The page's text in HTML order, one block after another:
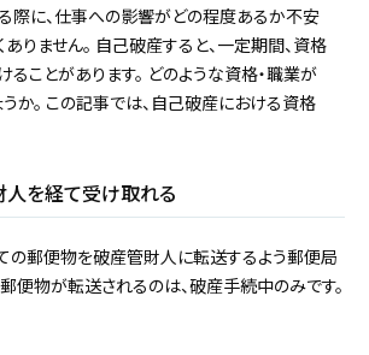
際に、仕事への影響がどの程度あるか不安
りません。 自己破産すると、一定期間、資格
ことがあります。 どのような資格・職業が
か。 この記事では、自己破産における資格
を経て受け取れる
の郵便物を破産管財人に転送するよう郵便局
便物が転送されるのは、破産手続中のみです。